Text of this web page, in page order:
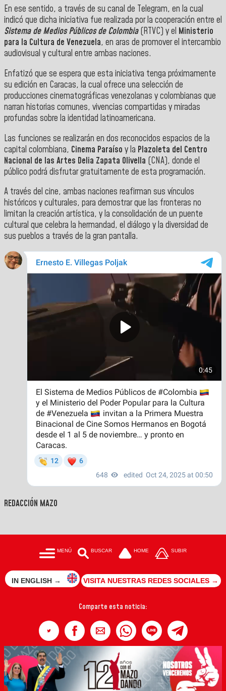
En ese sentido, a través de su canal de Telegram, en la cual
indicó que dicha iniciativa fue realizada por la cooperación entre el
Sistema de Medios Públicos de Colombia(RTVC) y el Ministerio
para la Cultura de Venezuela, en aras de promover el intercambio
audiovisual y cultural entre ambas naciones.
Enfatizó que se espera que esta iniciativa tenga próximamente
su edición en Caracas, la cual ofrece una selección de
producciones cinematográficas venezolanas y colombianas que
narran historias comunes, vivencias compartidas y miradas
profundas sobre la identidad latinoamericana.
Las funciones se realizarán en dos reconocidos espacios de la
capital colombiana, Cinema Paraíso y la Plazoleta del Centro
Nacional de las Artes Delia Zapata Olivella (CNA), donde el
público podrá disfrutar gratuitamente de esta programación.
A través del cine, ambas naciones reafirman sus vínculos
históricos y culturales, para demostrar que las fronteras no
limitan la creación artística, y la consolidación de un puente
cultural que celebra la hermandad, el diálogo y la diversidad de
sus pueblos a través de la gran pantalla.
REDACCIÓN MAZO
MENÚ BUSCAR HOME SUBIR
IN ENGLISH → VISITA NUESTRAS REDES SOCIALES →
Comparte esta noticia: